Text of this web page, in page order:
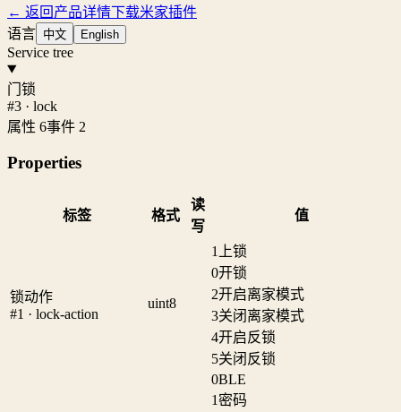
← 返回产品详情下载米家插件
语言 中文 English
Service tree
门锁
#3 · lock
属性 6事件 2
Properties
标签 格式
读
写
值
锁动作
#1 · lock-action
uint8
1
上锁
0开锁
2开启离家模式
3关闭离家模式
4开启反锁
5关闭反锁
0BLE
1 密码